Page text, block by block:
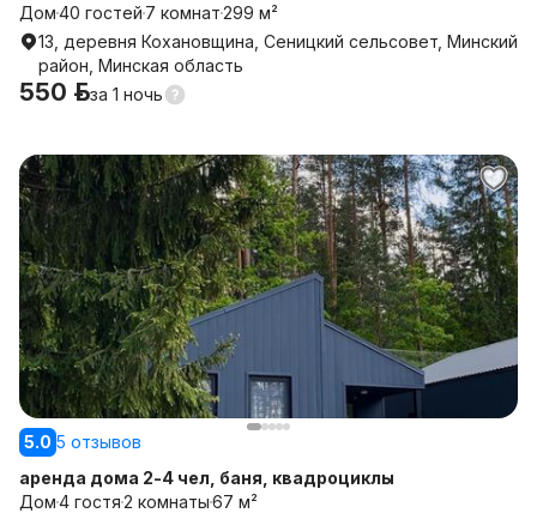
Минск
Дом40 гостей 7 комнат299 м²
13, деревня Кохановщина, Сеницкий сельсовет, Минский
район, Минская область
550 р.за 1 ночь
5.0 5 отзывов
аренда дома 2-4 чел, баня, квадроциклы
Дом4 гостя2 комнаты67 м²